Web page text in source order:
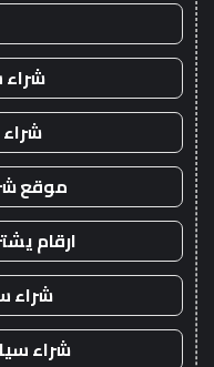
موقع
ارقام
شراء
شراء